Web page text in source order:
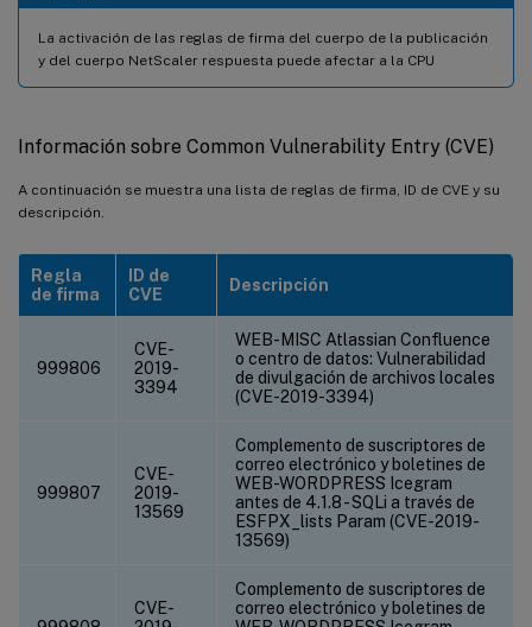
La activación de las reglas de firma del cuerpo de la publicación
y del cuerpo NetScaler respuesta puede afectar a la CPU
Información sobre Common Vulnerability Entry (CVE)
A continuación se muestra una lista de reglas de firma, ID de CVE y su
descripción.
Regla
de firma
ID de
CVE
Descripción
999806
CVE-
2019-
3394
WEB-MISC Atlassian Confluence
o centro de datos: Vulnerabilidad
de divulgación de archivos locales
(CVE-2019-3394)
999807
CVE-
2019-
13569
Complemento de suscriptores de
correo electrónico y boletines de
WEB-WORDPRESS Icegram
antes de 4.1.8 - SQLi a través de
ESFPX_lists Param (CVE-2019-
13569)
CVE-
Complemento de suscriptores de
correo electrónico y boletines de